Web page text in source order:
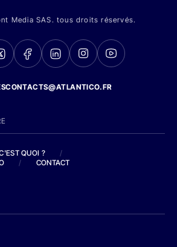
Media SAS. tous droits réservés.
QUOI ?
/
/ CONTACT